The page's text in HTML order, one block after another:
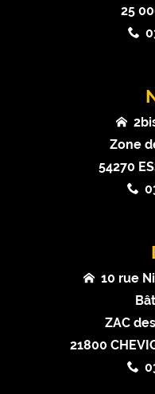
25
Zone
54270
10 rue
ZAC
21800